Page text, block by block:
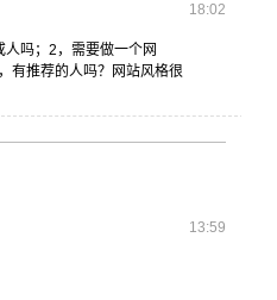
18:02
人吗；2 ，需要做一个网
有推荐的人吗？网站风格很
13:59